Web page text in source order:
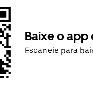
Baixe o
Escaneie para